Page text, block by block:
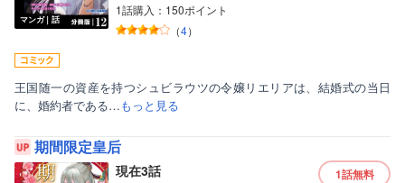
マンガ｜話
1話購入：150ポイント
（4）
王国随一の資産を持つシュビラウツの令嬢リエリアは、結婚式の当日
に、婚約者である…もっと見る
期間限定皇后
現在3話 1話無料